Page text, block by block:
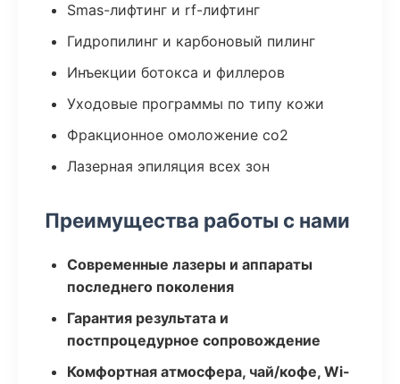
Smas-лифтинг и rf-лифтинг
Гидропилинг и карбоновый пилинг
Инъекции ботокса и филлеров
Уходовые программы по типу кожи
Фракционное омоложение co2
Лазерная эпиляция всех зон
Преимущества работы с нами
Современные лазеры и аппараты
последнего поколения
Гарантия результата и
постпроцедурное сопровождение
Комфортная атмосфера, чай/кофе, Wi-